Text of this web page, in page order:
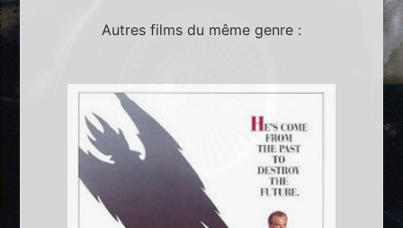
Autres films du même genre :